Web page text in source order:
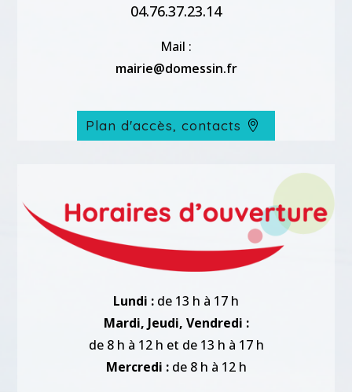
04.76.37.23.14
Mail :
mairie@domessin.fr
Plan d'accès, contacts
Lundi : de 13 h à 17 h
Mardi, Jeudi, Vendredi :
de 8 h à 12 h et de 13 h à 17 h
Mercredi :de 8 h à 12 h